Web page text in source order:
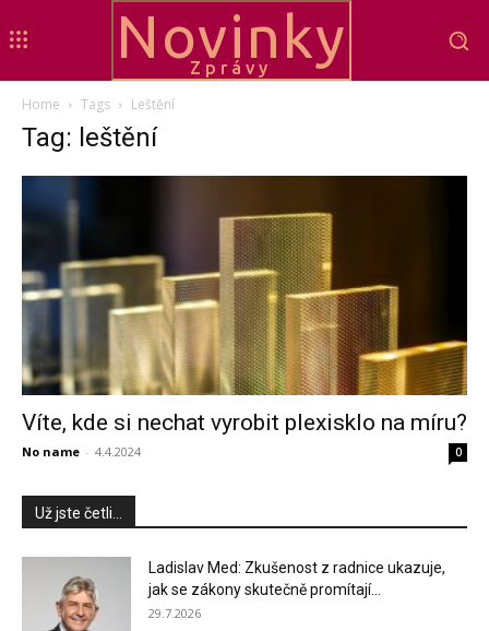
Novinky
Zprávy
Home Tags Leštění
Tag: leštění
Víte, kde si nechat vyrobit plexisklo na míru?
No name - 4.4.2024 0
Už jste četli...
Ladislav Med: Zkušenost z radnice ukazuje,
jak se zákony skutečně promítají...
29.7.2026